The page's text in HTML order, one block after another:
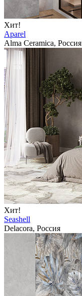
Хит!
Aparel
Alma Ceramica, Россия
Хит!
Seashell
Delacora, Россия